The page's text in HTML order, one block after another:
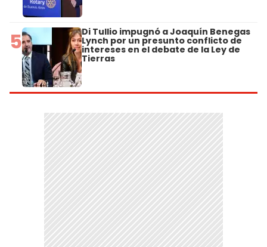
5 Di Tullio impugnó a Joaquín Benegas
Lynch por un presunto conflicto de
intereses en el debate de la Ley de
Tierras